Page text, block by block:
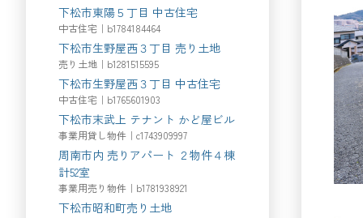
下松市東陽５丁目 中古住宅
中古住宅｜b1784184464
下松市生野屋西３丁目 売り土地
売り土地｜b1281515595
下松市生野屋西３丁目 中古住宅
中古住宅｜b1765601903
下松市末武上 テナント かど屋ビル
事業用貸し物件｜c1743909997
周南市内 売りアパート ２物件４棟
計52室
事業用売り物件｜b1781938921
下松市昭和町売り土地